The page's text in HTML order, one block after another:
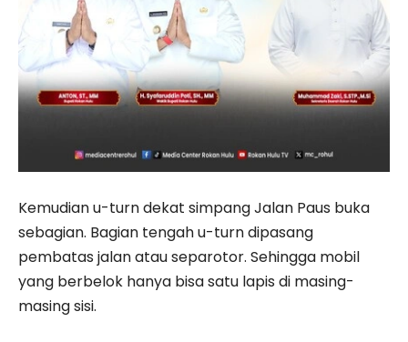
Kemudian u-turn dekat simpang Jalan Paus buka
sebagian. Bagian tengah u-turn dipasang
pembatas jalan atau separotor. Sehingga mobil
yang berbelok hanya bisa satu lapis di masing-
masing sisi.